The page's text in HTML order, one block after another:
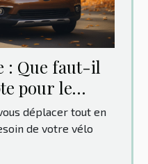
: Que faut-il
pour le
déplacer tout en
de votre vélo